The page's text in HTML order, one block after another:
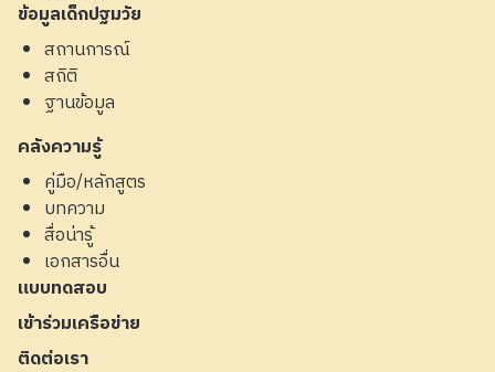
ข้อมูลเด็กปฐมวัย
สถานการณ์
สถิติ
ฐานข้อมูล
คลังความรู้
คู่มือ/หลักสูตร
บทความ
สื่อน่ารู้
เอกสารอื่น
แบบทดสอบ
เข้าร่วมเครือข่าย
ติดต่อเรา